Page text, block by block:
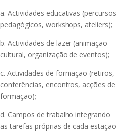
a. Actividades educativas (percursos
pedagógicos, workshops, ateliers);
b. Actividades de lazer (animação
cultural, organização de eventos);
c. Actividades de formação (retiros,
conferências, encontros, acções de
formação);
d. Campos de trabalho integrando
as tarefas próprias de cada estação